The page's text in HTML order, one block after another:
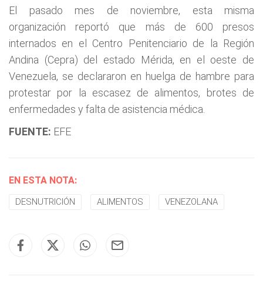
El pasado mes de noviembre, esta misma
organización reportó que más de 600 presos
internados en el Centro Penitenciario de la Región
Andina (Cepra) del estado Mérida, en el oeste de
Venezuela, se declararon en huelga de hambre para
protestar por la escasez de alimentos, brotes de
enfermedades y falta de asistencia médica.
FUENTE: EFE
EN ESTA NOTA:
DESNUTRICIÓN ALIMENTOS VENEZOLANA